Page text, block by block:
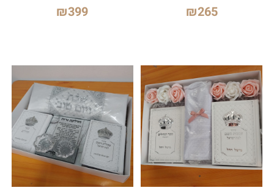
₪265
₪399